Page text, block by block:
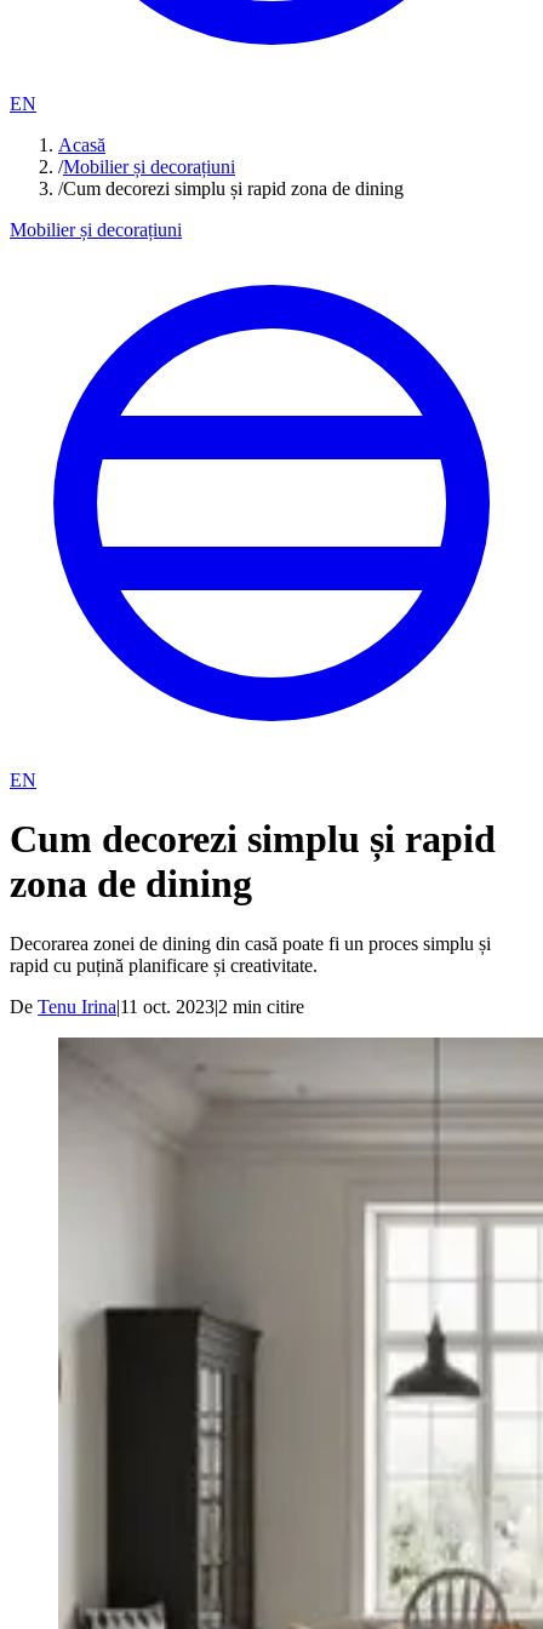
EN
Acasă
/Mobilier și decorațiuni
/Cum decorezi simplu și rapid zona de dining
Mobilier și decorațiuni
EN
Cum decorezi simplu și rapid
zona de dining
Decorarea zonei de dining din casă poate fi un proces simplu și
rapid cu puțină planificare și creativitate.
De Tenu Irina|11 oct. 2023|2 min citire